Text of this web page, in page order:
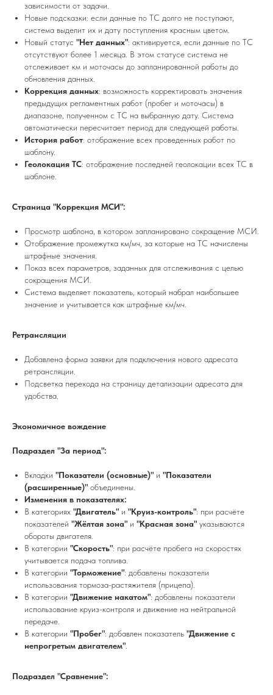
зависимости от задачи.
Новые подсказки: если данные по ТС долго не поступают,
система выделит их и дату поступления красным цветом.
Новый статус "Нет данных": активируется, если данные по ТС
отсутствуют более 1 месяца. В этом статусе система не
отслеживает км и моточасы до запланированной работы до
обновления данных.
Коррекция данных: возможность корректировать значения
предыдущих регламентных работ (пробег и моточасы) в
диапазоне, полученном с ТС на выбранную дату. Система
автоматически пересчитает период для следующей работы.
История работ: отображение всех проведенных работ по
шаблону.
Геолокация ТС: отображение последней геолокации всех ТС в
шаблоне.
Страница "Коррекция МСИ":
Просмотр шаблона, в котором запланировано сокращение МСИ.
Отображение промежутка км/мч, за которые на ТС начислены
штрафные значения.
Показ всех параметров, заданных для отслеживания с целью
сокращения МСИ.
Система выделяет показатель, который набрал наибольшее
значение и учитывается как штрафные км/мч.
Ретрансляции
Добавлена форма заявки для подключения нового адресата
ретрансляции.
Подсветка перехода на страницу детализации адресата для
удобства.
Экономичное вождение
Подраздел "За период":
Вкладки "Показатели (основные)" и "Показатели
(расширенные)" объединены.
Изменения в показателях:
В категориях "Двигатель" и "Круиз-контроль": при расчёте
показателей "Жёлтая зона" и "Красная зона" указываются
обороты двигателя.
В категории "Скорость": при расчёте пробега на скоростях
учитывается подача топлива.
В категории "Торможение": добавлены показатели
использования тормоза-растяжителя (прицепа).
В категории "Движение накатом": добавлены показатели
использование круиз-контроля и движение на нейтральной
передаче.
В категории "Пробег": добавлен показатель "Движение с
непрогретым двигателем"
Подраздел "Сравнение":